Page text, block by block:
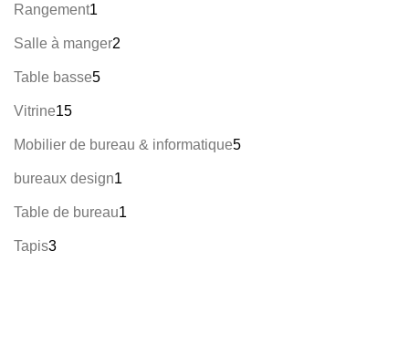
Rangement1
Salle à manger2
Table basse5
Vitrine15
Mobilier de bureau & informatique5
bureaux design1
Table de bureau1
Tapis3